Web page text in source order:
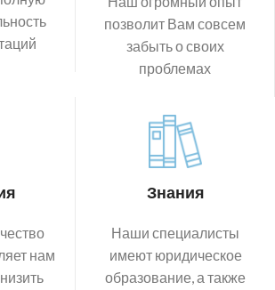
позволит Вам совсем
забыть о своих
проблемах
нам
Знания
Наши специалисты
имеют юридическое
образование, а также